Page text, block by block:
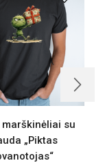
marškinėliai su
„Piktas